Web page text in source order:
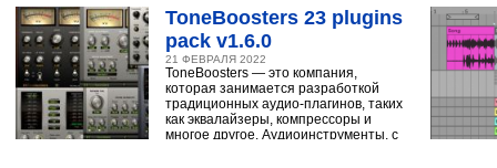
ToneBoosters 23 plugins
pack v1.6.0
21 ФЕВРАЛЯ 2022
ToneBoosters — это компания,
которая занимается разработкой
традиционных аудио-плагинов, таких
как эквалайзеры, компрессоры и
многое другое. Аудиоинструменты, с